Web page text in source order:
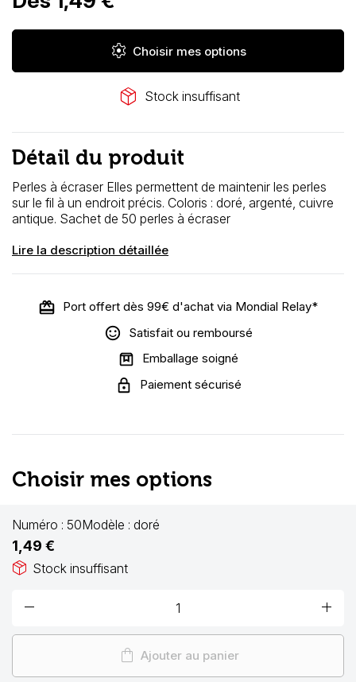
settings Choisir mes options
package_2 Stock insuffisant
Détail du produit
Perles à écraser Elles permettent de maintenir les perles
sur le fil à un endroit précis. Coloris : doré, argenté, cuivre
antique. Sachet de 50 perles à écraser
Lire la description détaillée
Port offert dès 99€ d'achat via Mondial Relay*
Satisfait ou remboursé
Emballage soigné
Paiement sécurisé
Choisir mes options
Numéro : 50Modèle : doré
1,49 €
package_2 Stock insuffisant
remove add
shopping_bag Ajouter au panier